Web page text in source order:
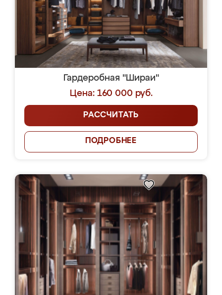
Гардеробная "Шираи"
Цена: 160 000 руб.
РАССЧИТАТЬ
ПОДРОБНЕЕ